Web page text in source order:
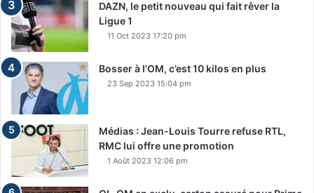
DAZN, le petit nouveau qui fait rêver la
Ligue 1
11 Oct 2023 17:20 pm
Bosser à l’OM, c’est 10 kilos en plus
23 Sep 2023 15:04 pm
Médias : Jean-Louis Tourre refuse RTL,
RMC lui offre une promotion
1 Août 2023 12:06 pm